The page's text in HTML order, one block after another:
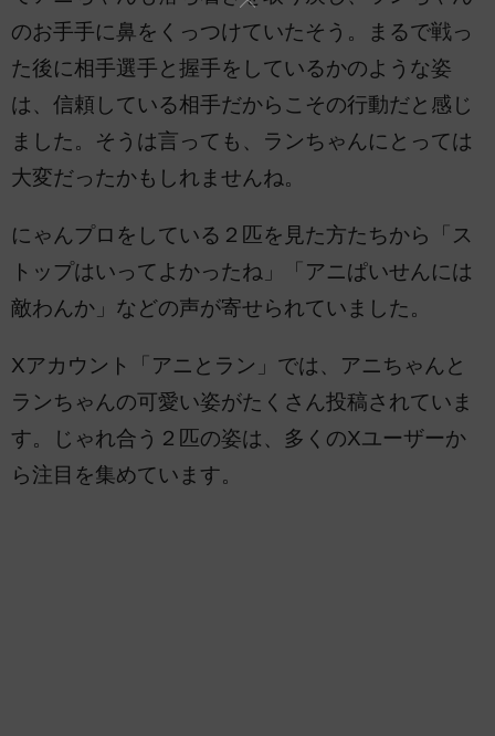
のお手手に鼻をくっつけていたそう。まるで戦っ
た後に相手選手と握手をしているかのような姿
は、信頼している相手だからこその行動だと感じ
ました。そうは言っても、ランちゃんにとっては
大変だったかもしれませんね。
にゃんプロをしている２匹を見た方たちから「ス
トップはいってよかったね」「アニぱいせんには
敵わんか」などの声が寄せられていました。
Xアカウント「アニとラン」では、アニちゃんと
ランちゃんの可愛い姿がたくさん投稿されていま
す。じゃれ合う２匹の姿は、多くのXユーザーか
ら注目を集めています。